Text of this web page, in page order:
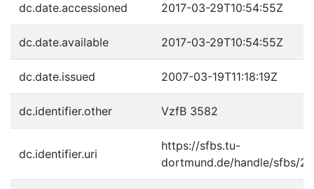
dc.date.accessioned 2017-03-29T10:54:55Z
dc.date.available 2017-03-29T10:54:55Z
dc.date.issued 2007-03-19T11:18:19Z
dc.identifier.other VzfB 3582
dc.identifier.uri
https://sfbs.tu-
dortmund.de/handle/sfbs/